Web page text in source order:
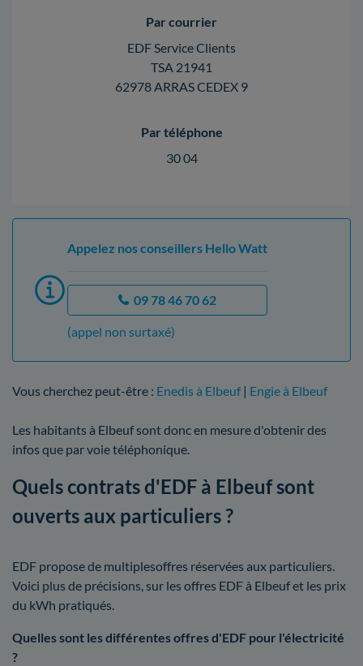
Par courrier
EDF Service Clients
TSA 21941
62978 ARRAS CEDEX 9
Par téléphone
30 04
Appelez nos conseillers Hello Watt
09 78 46 70 62
(appel non surtaxé)
Vous cherchez peut-être : Enedis à Elbeuf | Engie à Elbeuf
Les habitants à Elbeuf sont donc en mesure d'obtenir des
infos que par voie téléphonique.
Quels contrats d'EDF à Elbeuf sont
ouverts aux particuliers ?
EDF propose de multiplesoffres réservées aux particuliers.
Voici plus de précisions, sur les offres EDF à Elbeuf et les prix
du kWh pratiqués.
Quelles sont les différentes offres d'EDF pour l'électricité
?